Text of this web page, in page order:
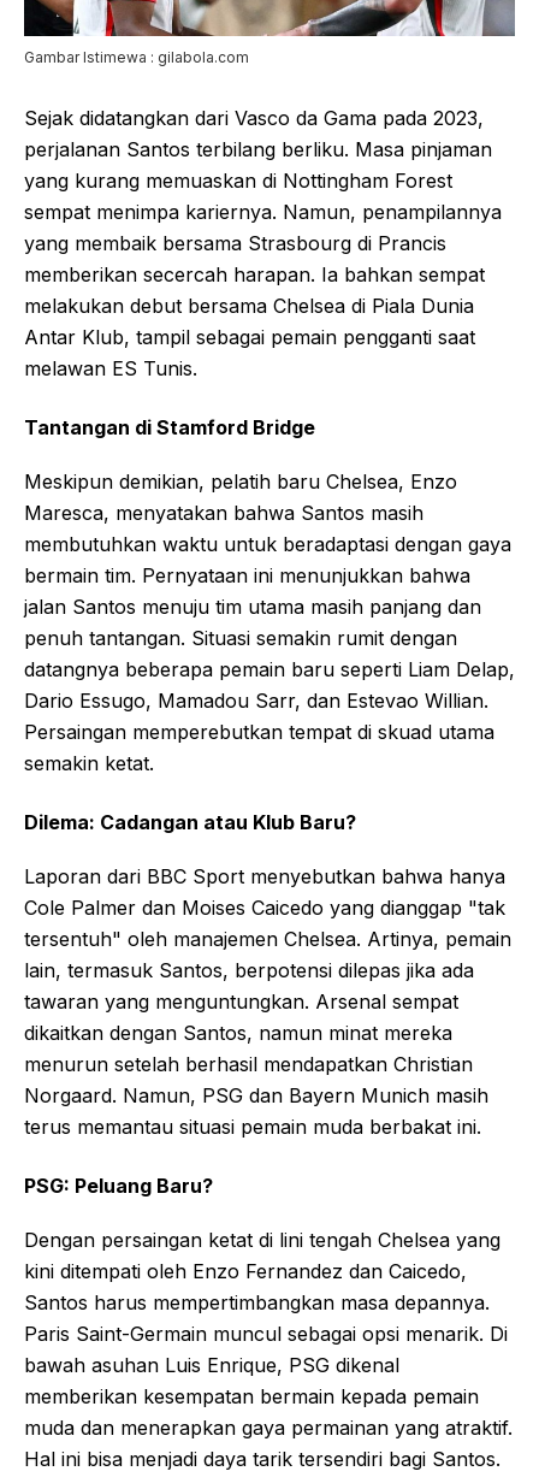
Gambar Istimewa : gilabola.com
Sejak didatangkan dari Vasco da Gama pada 2023,
perjalanan Santos terbilang berliku. Masa pinjaman
yang kurang memuaskan di Nottingham Forest
sempat menimpa kariernya. Namun, penampilannya
yang membaik bersama Strasbourg di Prancis
memberikan secercah harapan. Ia bahkan sempat
melakukan debut bersama Chelsea di Piala Dunia
Antar Klub, tampil sebagai pemain pengganti saat
melawan ES Tunis.
Tantangan di Stamford Bridge
Meskipun demikian, pelatih baru Chelsea, Enzo
Maresca, menyatakan bahwa Santos masih
membutuhkan waktu untuk beradaptasi dengan gaya
bermain tim. Pernyataan ini menunjukkan bahwa
jalan Santos menuju tim utama masih panjang dan
penuh tantangan. Situasi semakin rumit dengan
datangnya beberapa pemain baru seperti Liam Delap,
Dario Essugo, Mamadou Sarr, dan Estevao Willian.
Persaingan memperebutkan tempat di skuad utama
semakin ketat.
Dilema: Cadangan atau Klub Baru?
Laporan dari BBC Sport menyebutkan bahwa hanya
Cole Palmer dan Moises Caicedo yang dianggap "tak
tersentuh" oleh manajemen Chelsea. Artinya, pemain
lain, termasuk Santos, berpotensi dilepas jika ada
tawaran yang menguntungkan. Arsenal sempat
dikaitkan dengan Santos, namun minat mereka
menurun setelah berhasil mendapatkan Christian
Norgaard. Namun, PSG dan Bayern Munich masih
terus memantau situasi pemain muda berbakat ini.
PSG: Peluang Baru?
Dengan persaingan ketat di lini tengah Chelsea yang
kini ditempati oleh Enzo Fernandez dan Caicedo,
Santos harus mempertimbangkan masa depannya.
Paris Saint-Germain muncul sebagai opsi menarik. Di
bawah asuhan Luis Enrique, PSG dikenal
memberikan kesempatan bermain kepada pemain
muda dan menerapkan gaya permainan yang atraktif.
Hal ini bisa menjadi daya tarik tersendiri bagi Santos.